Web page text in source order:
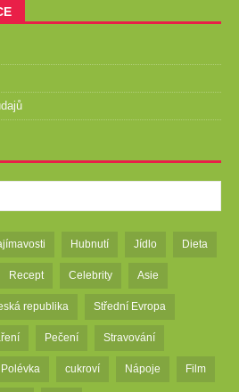
Hubnutí Jídlo Dieta
Recept Celebrity Asie
republika Střední Evropa
Pečení Stravování
Polévka cukroví Nápoje Film